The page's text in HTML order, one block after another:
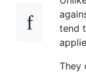
tend
They